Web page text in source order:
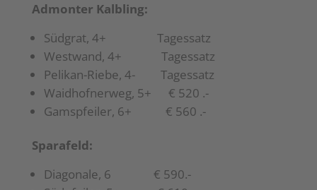
Admonter Kalbling:
Südgrat, 4+ Tagessatz
Westwand, 4+ Tagessatz
Pelikan-Riebe, 4- Tagessatz
Waidhofnerweg, 5+ € 520 .-
Gamspfeiler, 6+ € 560 .-
Sparafeld:
Diagonale, 6 € 590.-